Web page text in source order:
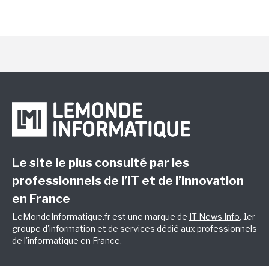
Le site le plus consulté par les
professionnels de l’IT et de l’innovation
en France
LeMondeInformatique.fr est une marque de IT News Info, 1er
groupe d'information et de services dédié aux professionnels
de l'informatique en France.